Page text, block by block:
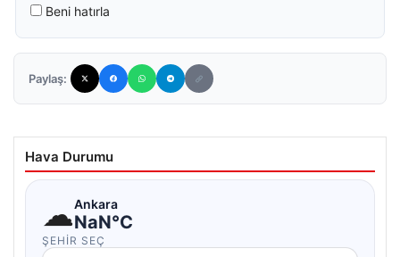
Beni hatırla
Paylaş:
Hava Durumu
☁Ankara
NaN°C
ŞEHIR SEÇ